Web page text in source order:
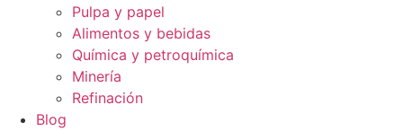
Pulpa y papel
Alimentos y bebidas
Química y petroquímica
Minería
Refinación
Blog